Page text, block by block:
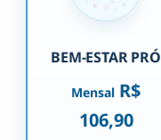
BEM-ESTAR PRÓ
Mensal R$
106,90